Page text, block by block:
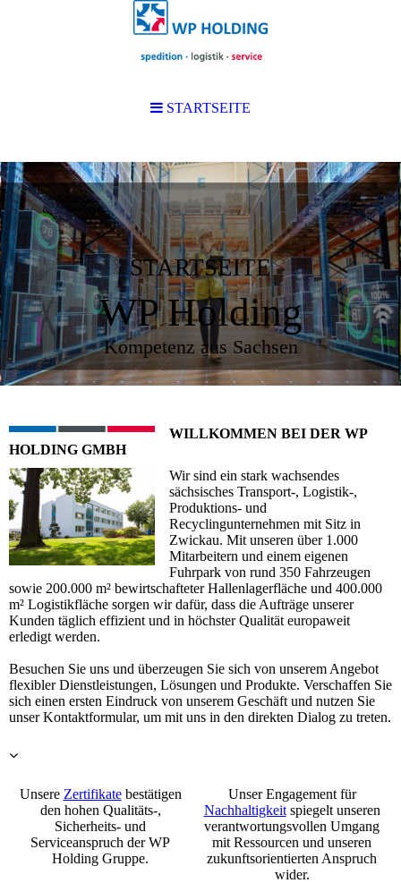
STARTSEITE
WP Holding
Kompetenz aus Sachsen
WILLKOMMEN BEI DER WP
HOLDING GMBH
Wir sind ein stark wachsendes
sächsisches Transport-, Logistik-,
Produktions- und
Recyclingunternehmen mit Sitz in
Zwickau. Mit unseren über 1.000
Mitarbeitern und einem eigenen
Fuhrpark von rund 350 Fahrzeugen
sowie 200.000 m² bewirtschafteter Hallenlagerfläche und 400.000
m² Logistikfläche sorgen wir dafür, dass die Aufträge unserer
Kunden täglich effizient und in höchster Qualität europaweit
erledigt werden.
Besuchen Sie uns und überzeugen Sie sich von unserem Angebot
flexibler Dienstleistungen, Lösungen und Produkte. Verschaffen Sie
sich einen ersten Eindruck von unserem Geschäft und nutzen Sie
unser Kontaktformular, um mit uns in den direkten Dialog zu treten.
Unsere Zertifikatebestätigen
den hohen Qualitäts-,
Sicherheits- und
Serviceanspruch der WP
Holding Gruppe.
Unser Engagement für
Nachhaltigkeitspiegelt unseren
verantwortungsvollen Umgang
mit Ressourcen und unseren
zukunftsorientierten Anspruch
wider.
STARTSEITE